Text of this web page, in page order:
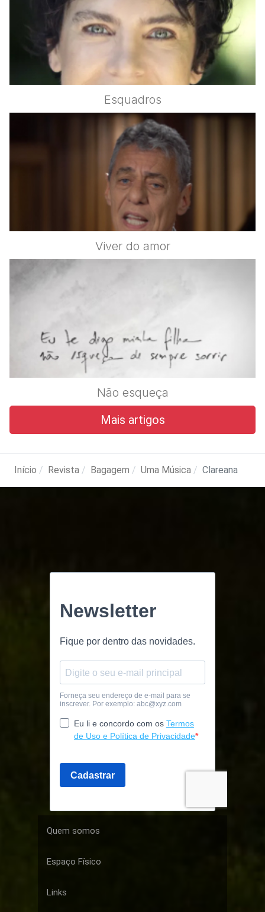
Esquadros
Viver do amor
Não esqueça
Mais artigos
Início Revista Bagagem Uma Música Clareana
Quem somos
Espaço Físico
Links